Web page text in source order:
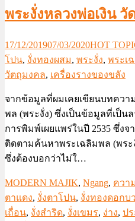
พระงั่งหลวงพ่อเงิน
17/12/201907/03/2020HOT
โปน, งั่งทองผสม, พระงั่ง, พระเ
วัตถุมงคล, เครื่องรางของขลัง
จากข้อมูลที่ผมเคยเขียนบทควา
พล (พระงั่ง) ซึ่งเป็นข้อมูลที่เป็
การพิมพ์เผยแพร่ในปี 2535 ซึ่ง
ติดตามค้นหาพระเฉลิมพล (พร
ซึ่งต้องบอกว่าไม่ใ…
MODERN MAJIK, Ngang, ควา
ตาแดง, งั่งตาโปน, งั่งทองดอกบ
เถื่อน, งั่งสำริด, งั่งเขมร, ง่าง, ป